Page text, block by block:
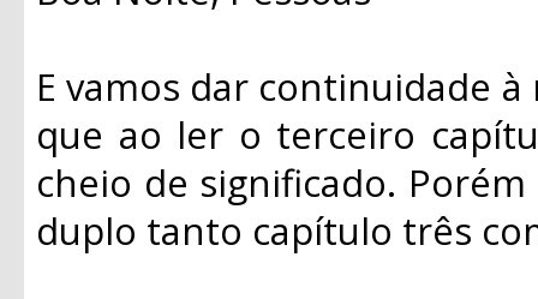
E vamos dar continuidade
que ao ler o terceiro
cheio de significado.
duplo tanto capítulo três